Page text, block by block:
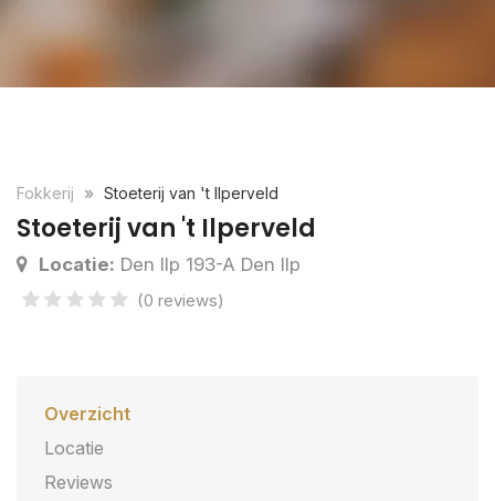
Fokkerij Stoeterij van 't Ilperveld
Stoeterij van 't Ilperveld
Locatie: Den Ilp 193-A Den Ilp
(0 reviews)
Overzicht
Locatie
Reviews